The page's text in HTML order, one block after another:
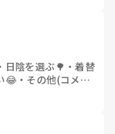
日陰を選ぶ🌳 ・着替
😂・ その他(コメン